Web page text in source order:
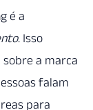
é a
. Isso
a marca
falam
para